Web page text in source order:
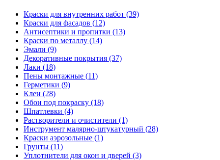
Краски для внутренних работ (39)
Краски для фасадов (12)
Антисептики и пропитки (13)
Краски по металлу (14)
Эмали (9)
Декоративные покрытия (37)
Лаки (18)
Пены монтажные (11)
Герметики (9)
Клеи (28)
Обои под покраску (18)
Шпатлевки (4)
Растворители и очистители (1)
Инструмент малярно-штукатурный (28)
Краски аэрозольные (1)
Грунты (11)
Уплотнители для окон и дверей (3)